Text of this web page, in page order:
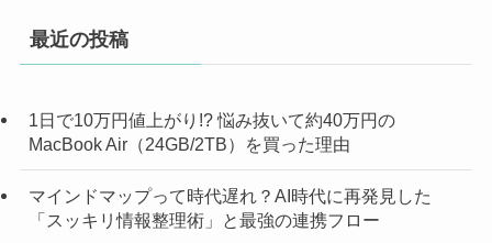
最近の投稿
1日で10万円値上がり!? 悩み抜いて約40万円の
MacBook Air（24GB/2TB）を買った理由
マインドマップって時代遅れ？AI時代に再発見した
「スッキリ情報整理術」と最強の連携フロー